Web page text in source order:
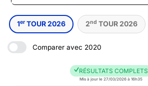
1er TOUR 2026 2nd TOUR 2026
Comparer avec 2020
RÉSULTATS COMPLETS
Mis à jour le 27/03/2026 à 16h35